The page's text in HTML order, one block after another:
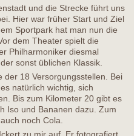
und die Strecke führt uns
Hier war früher Start und Ziel
Sportpark hat man nun die
dem Theater spielt die
Philharmoniker diesmal
sonst üblichen Klassik.
der 18 Versorgungsstellen. Bei
natürlich wichtig, sich
Bis zum Kilometer 20 gibt es
Iso und Bananen dazu. Zum
noch Cola.